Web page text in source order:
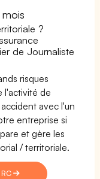
?
de Journaliste
risques
l'activité de
avec l'un
entreprise si
et gère les
/ territoriale.
RC